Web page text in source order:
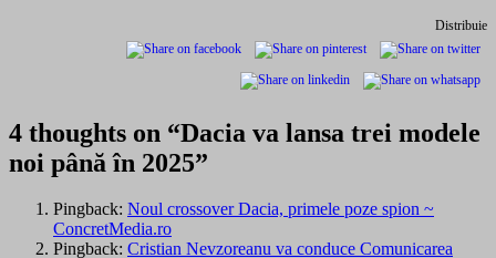
Distribuie
4 thoughts on “Dacia va lansa trei modele
noi până în 2025”
Pingback: Noul crossover Dacia, primele poze spion ~
ConcretMedia.ro
Pingback: Cristian Nevzoreanu va conduce Comunicarea